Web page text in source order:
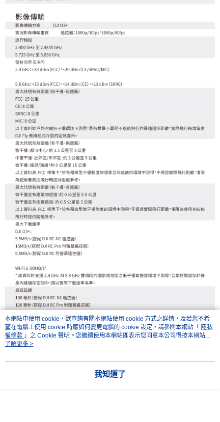
本網站中使用 cookie，欲查詢有關本網站使用 cookie 方式之詳情，及若您不希
望在電腦上使用 cookie 時應如何變更電腦的 cookie 設定，請參閱本網站「 隱私
權條款 」之 Cookie 聲明。您繼續使用本網站即表示您同意本公司得按本網站使
用條款之 Cookie 聲明使用 cookie。
了解更多 >
我知道了